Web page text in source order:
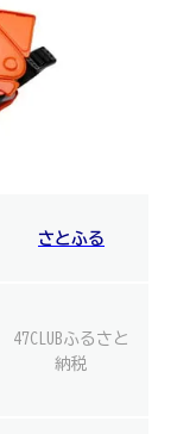
さとふる
47CLUBふるさと
納税